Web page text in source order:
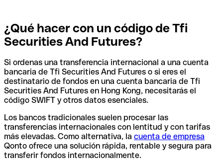
¿Qué hacer con un código de Tfi
Securities And Futures?
Si ordenas una transferencia internacional a una cuenta
bancaria de Tfi Securities And Futures o si eres el
destinatario de fondos en una cuenta bancaria de Tfi
Securities And Futures en Hong Kong, necesitarás el
código SWIFT y otros datos esenciales.
Los bancos tradicionales suelen procesar las
transferencias internacionales con lentitud y con tarifas
más elevadas. Como alternativa, la cuenta de empresa
Qonto ofrece una solución rápida, rentable y segura para
transferir fondos internacionalmente.